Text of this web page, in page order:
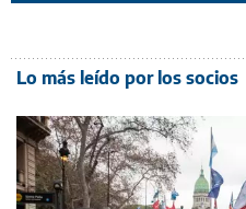
Lo más leído por los socios